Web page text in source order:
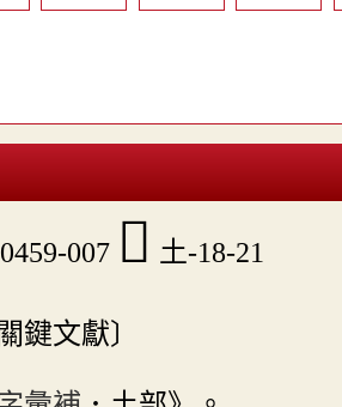
007 𡓶 土-18-21
鍵文獻〕